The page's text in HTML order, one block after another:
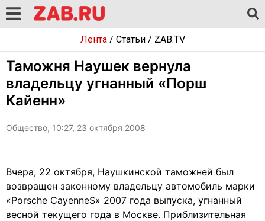
Лента/ Статьи/ ZAB.TV
Таможня Наушек вернула
владельцу угнанный «Порш
Кайенн»
Общество, 10:27, 23 октября 2008
Вчера, 22 октября, Наушкинской таможней был
возвращен законному владельцу автомобиль марки
«Porsche CayenneS» 2007 года выпуска, угнанный
весной текущего года в Москве. Приблизительная